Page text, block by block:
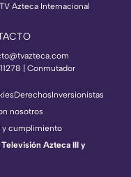
TV Azteca Internacional
| Conmutador
DerechosInversionistas
nosotros
y cumplimiento
Azteca III y